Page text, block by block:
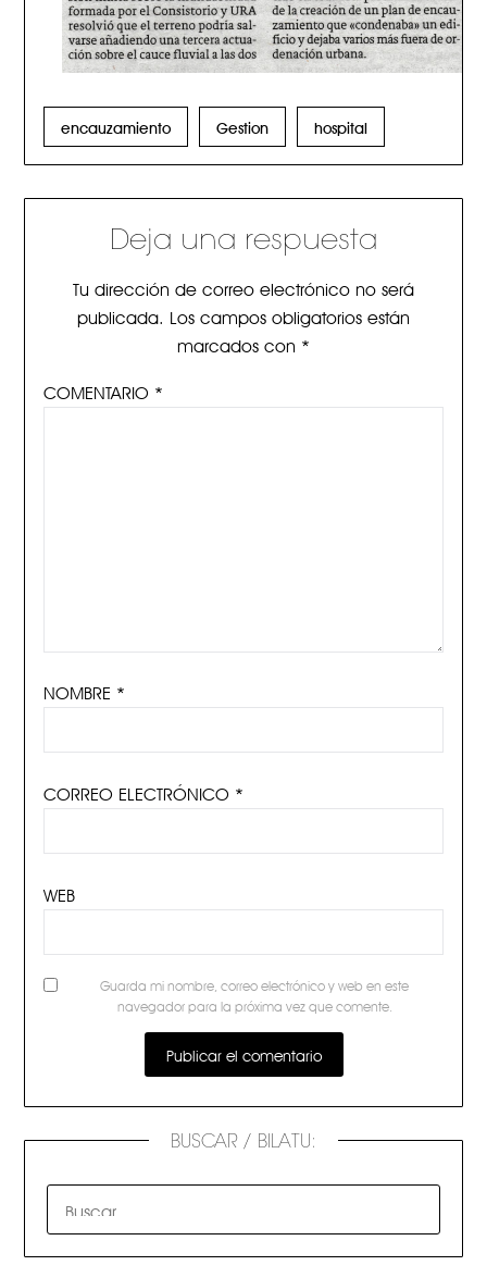
encauzamiento Gestion hospital
Deja una respuesta
Tu dirección de correo electrónico no será
publicada. Los campos obligatorios están
marcados con *
COMENTARIO *
NOMBRE *
CORREO ELECTRÓNICO *
WEB
Guarda mi nombre, correo electrónico y web en este
navegador para la próxima vez que comente.
BUSCAR / BILATU: